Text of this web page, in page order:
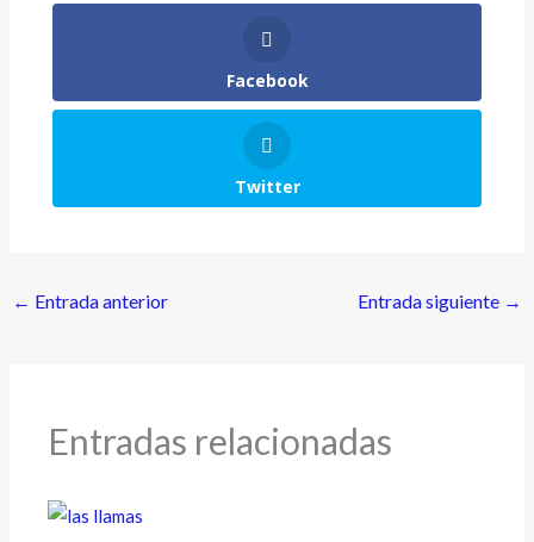
Facebook
Twitter
← Entrada anterior Entrada siguiente →
Entradas relacionadas